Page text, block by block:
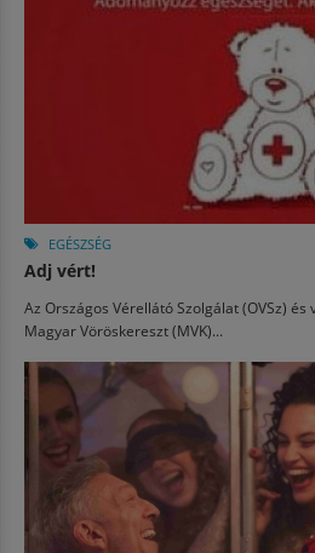
EGÉSZSÉG
Adj vért!
Az Országos Vérellátó Szolgálat (OVSz)
Magyar Vöröskereszt (MVK)...